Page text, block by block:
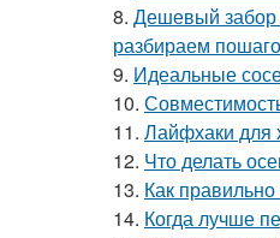
8. Дешевый забор
разбираем
9. Идеальные
10.
11. Лайфхаки для
12. Что делать
13. Как
14. Когда лучше